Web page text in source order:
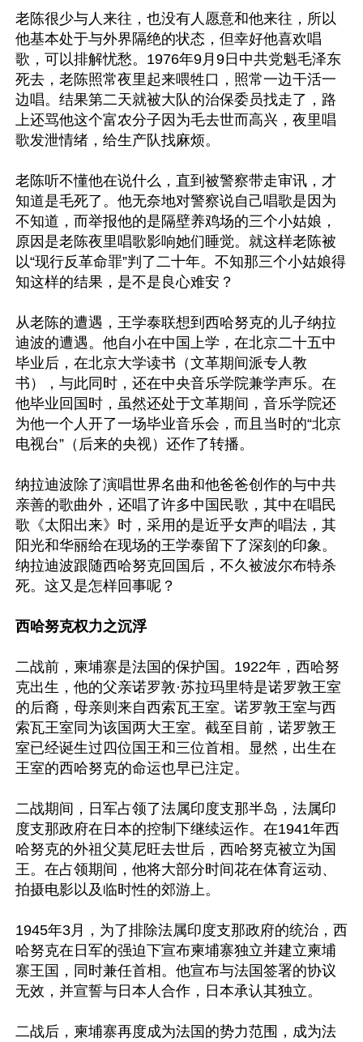
老陈很少与人来往，也没有人愿意和他来往，所以
他基本处于与外界隔绝的状态，但幸好他喜欢唱
歌，可以排解忧愁。1976年9月9日中共党魁毛泽东
死去，老陈照常夜里起来喂牲口，照常一边干活一
边唱。结果第二天就被大队的治保委员找走了，路
上还骂他这个富农分子因为毛去世而高兴，夜里唱
歌发泄情绪，给生产队找麻烦。
老陈听不懂他在说什么，直到被警察带走审讯，才
知道是毛死了。他无奈地对警察说自己唱歌是因为
不知道，而举报他的是隔壁养鸡场的三个小姑娘，
原因是老陈夜里唱歌影响她们睡觉。就这样老陈被
以“现行反革命罪”判了二十年。不知那三个小姑娘得
知这样的结果，是不是良心难安？
从老陈的遭遇，王学泰联想到西哈努克的儿子纳拉
迪波的遭遇。他自小在中国上学，在北京二十五中
毕业后，在北京大学读书（文革期间派专人教
书），与此同时，还在中央音乐学院兼学声乐。在
他毕业回国时，虽然还处于文革期间，音乐学院还
为他一个人开了一场毕业音乐会，而且当时的“北京
电视台”（后来的央视）还作了转播。
纳拉迪波除了演唱世界名曲和他爸爸创作的与中共
亲善的歌曲外，还唱了许多中国民歌，其中在唱民
歌《太阳出来》时，采用的是近乎女声的唱法，其
阳光和华丽给在现场的王学泰留下了深刻的印象。
纳拉迪波跟随西哈努克回国后，不久被波尔布特杀
死。这又是怎样回事呢？
西哈努克权力之沉浮
二战前，柬埔寨是法国的保护国。1922年，西哈努
克出生，他的父亲诺罗敦·苏拉玛里特是诺罗敦王室
的后裔，母亲则来自西索瓦王室。诺罗敦王室与西
索瓦王室同为该国两大王室。截至目前，诺罗敦王
室已经诞生过四位国王和三位首相。显然，出生在
王室的西哈努克的命运也早已注定。
二战期间，日军占领了法属印度支那半岛，法属印
度支那政府在日本的控制下继续运作。在1941年西
哈努克的外祖父莫尼旺去世后，西哈努克被立为国
王。在占领期间，他将大部分时间花在体育运动、
拍摄电影以及临时性的郊游上。
1945年3月，为了排除法属印度支那政府的统治，西
哈努克在日军的强迫下宣布柬埔寨独立并建立柬埔
寨王国，同时兼任首相。他宣布与法国签署的协议
无效，并宣誓与日本人合作，日本承认其独立。
二战后，柬埔寨再度成为法国的势力范围，成为法